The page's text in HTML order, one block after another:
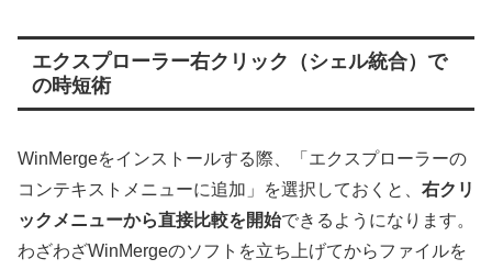
エクスプローラー右クリック（シェル統合）で
の時短術
WinMergeをインストールする際、「エクスプローラーの
コンテキストメニューに追加」を選択しておくと、 右クリ
ックメニューから直接比較を開始できるようになります。
わざわざWinMergeのソフトを立ち上げてからファイルを